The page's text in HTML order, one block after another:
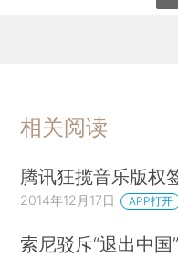
相关阅读
腾讯狂揽音乐版权
2014年12月17日 APP打开
索尼驳斥“退出中国